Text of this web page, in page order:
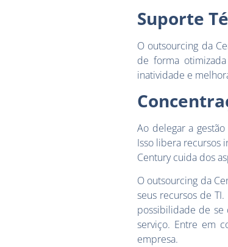
Suporte
O outsourcing da
de forma
inatividade e
Ao delegar a
Isso libera recursos
Century cuida dos
O outsourcing da
seus recursos de
possibilidade de se
serviço. Entre em
empresa.